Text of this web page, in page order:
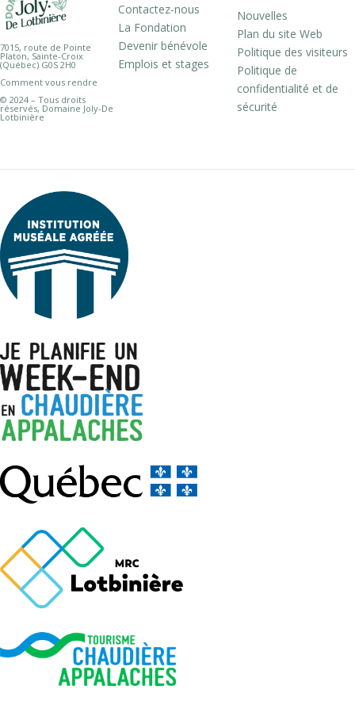
7015, route de Pointe
Platon, Sainte-Croix
(Québec) G0S 2H0
Comment vous rendre
© 2024 – Tous droits
réservés, Domaine Joly-De
Lotbinière
Contactez-nous
La Fondation
Devenir bénévole
Emplois et stages
Nouvelles
Plan du site Web
Politique des visiteurs
Politique de
confidentialité et de
sécurité